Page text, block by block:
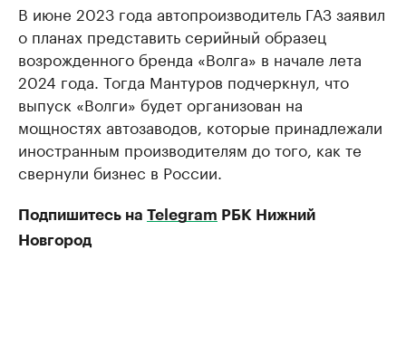
В июне 2023 года автопроизводитель ГАЗ заявил
о планах представить серийный образец
возрожденного бренда «Волга» в начале лета
2024 года. Тогда Мантуров подчеркнул, что
выпуск «Волги» будет организован на
мощностях автозаводов, которые принадлежали
иностранным производителям до того, как те
свернули бизнес в России.
Подпишитесь на Telegram РБК Нижний
Новгород